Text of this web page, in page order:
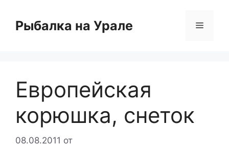
содержимому
Рыбалка на Урале Меню
Европейская
корюшка, снеток
08.08.2011 от